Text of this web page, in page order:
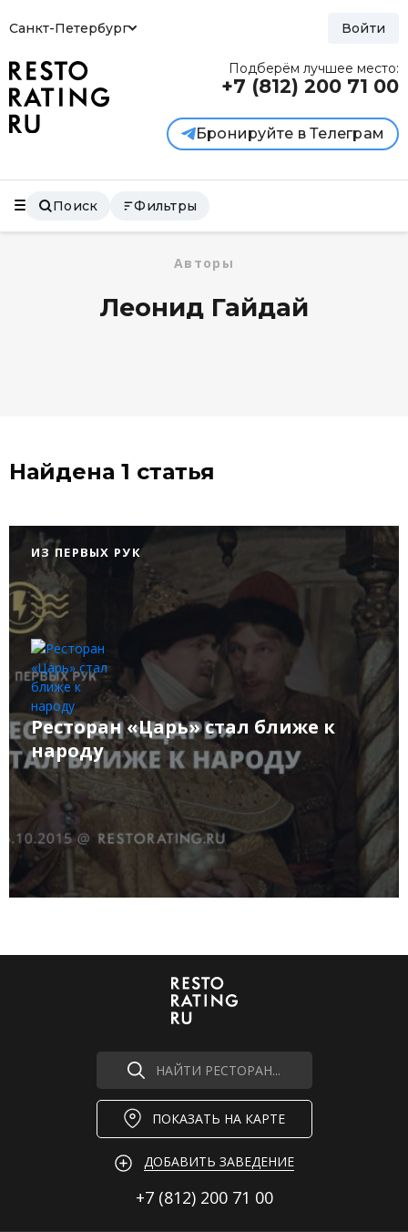
Санкт-Петербург Войти
Подберём лучшее место:
+7 (812) 200 71 00
Бронируйте в Телеграм
Поиск Фильтры
Авторы
Леонид Гайдай
Найдена 1 статья
ИЗ ПЕРВЫХ РУК
Ресторан «Царь» стал ближе к
народу
НАЙТИ РЕСТОРАН...
ПОКАЗАТЬ НА КАРТЕ
ДОБАВИТЬ ЗАВЕДЕНИЕ
+7 (812) 200 71 00